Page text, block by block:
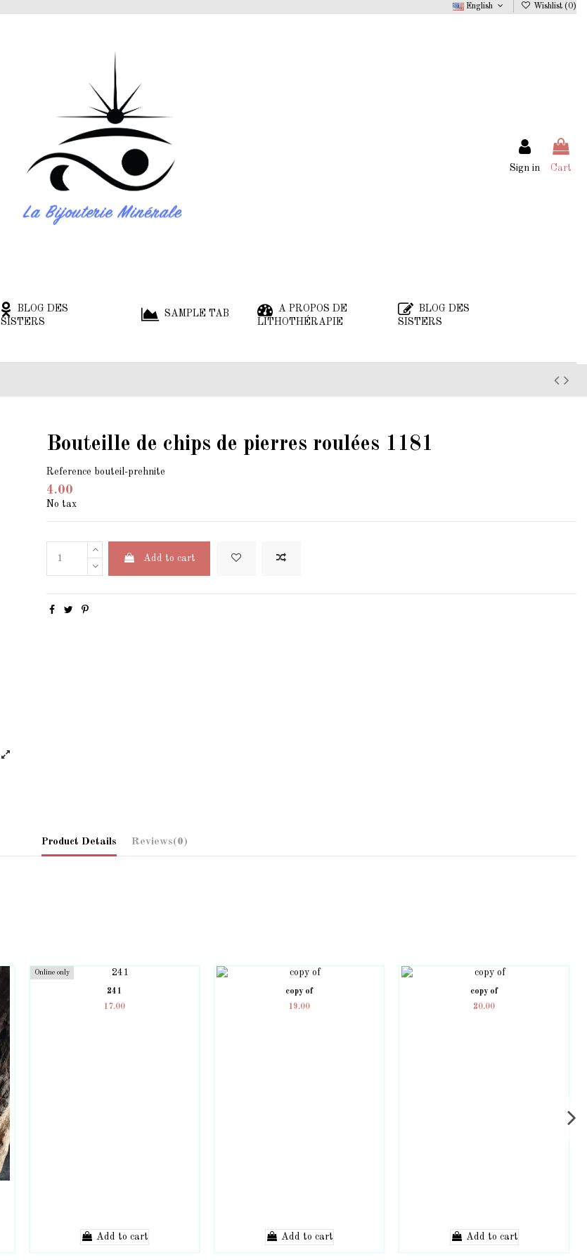
English Wishlist (0)
Sign in Cart
BLOG DES
SISTERS
SAMPLE TAB
A PROPOS DE
LITHOTHÉRAPIE
BLOG DES
SISTERS
Bouteille de chips de pierres roulées 1181
Reference bouteil-prehnite
4.00
No tax
Add to cart
Product Details Reviews(0)
Online only
241
17.00
Add to cart
copy of
19.00
Add to cart
copy of
20.00
Add to cart